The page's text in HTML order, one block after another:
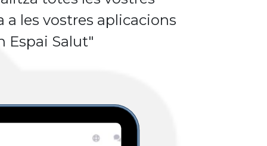
les vostres aplicacions
Espai Salut"